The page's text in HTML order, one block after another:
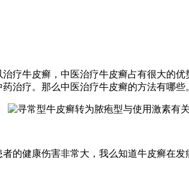
牛皮癣，中医治疗牛皮癣占有很大的优
治疗。那么中医治疗牛皮癣的方法有哪些
健康伤害非常大，我么知道牛皮癣在